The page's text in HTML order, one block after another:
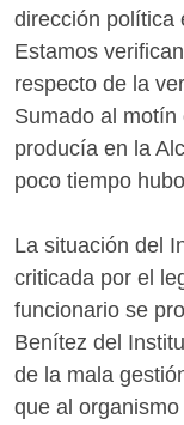
dirección política
Estamos
respecto de la
Sumado al
producía en la
poco tiempo
La situación del
criticada por el
funcionario se
Benítez del
de la mala
que al